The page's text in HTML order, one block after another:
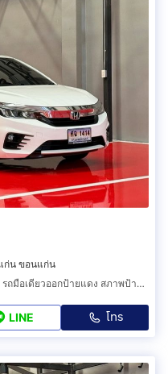
ก่น ขอนแก่น
😍 2023 HONDA CITY 1.0 V TURBO 😍 รถมือเดียวออกป้ายแดง สภาพป้ายแดง วิ่งน้อยเพียง 6X,XXX กม รถไม่เคยมีอุบัติเหตุครับ
LINE โทร